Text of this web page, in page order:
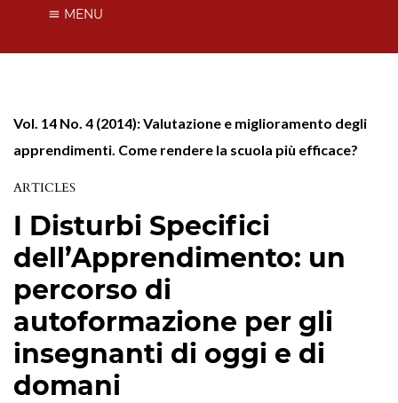
MENU
Vol. 14 No. 4 (2014): Valutazione e miglioramento degli
apprendimenti. Come rendere la scuola più efficace?
ARTICLES
I Disturbi Specifici
dell’Apprendimento: un
percorso di
autoformazione per gli
insegnanti di oggi e di
domani